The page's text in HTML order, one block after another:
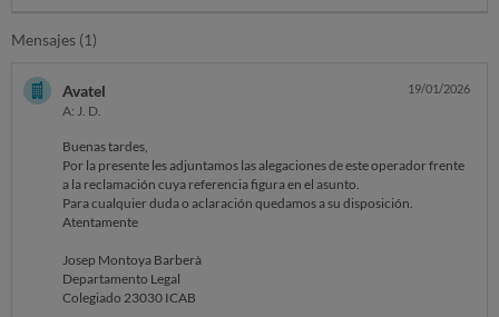
el problema solicité telefónicamente la baja en el servicio. El día 26
Dentro del plazo de 14 días decidí desistir del mismo y portar la línea a
otra compañía.
No obstante, me acaba de llegar una comunicación en la que se me
reclama una penalización por importe de150€ aprox en concepto de
permanencia.
El contrato no había comenzado a ejecutarse, por lo que no procede el
pago de cantidad alguna.
Solicito la anulación de la reclamación de dicha cantidad.
Mensajes (1)
Avatel
A: J. D.
19/01/2026
Buenas tardes,
Por la presente les adjuntamos las alegaciones de este operador frente
a la reclamación cuya referencia figura en el asunto.
Para cualquier duda o aclaración quedamos a su disposición.
Atentamente
Josep Montoya Barberà
Departamento Legal
Colegiado 23030 ICAB